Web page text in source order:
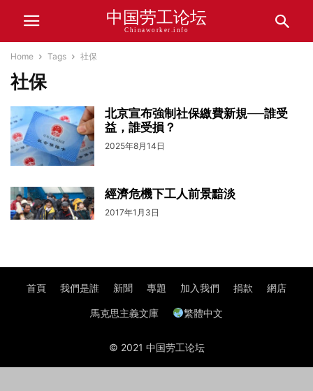
中国劳工论坛
Chinaworker.info
Home Tags 社保
社保
北京宣布強制社保繳費新規──誰受
益，誰受損？
2025年8月14日
經濟危機下工人前景黯淡
2017年1月3日
首頁 我們是誰 新聞 專題 加入我們 捐款 網店
馬克思主義文庫 繁體中文
© 2021 中国劳工论坛